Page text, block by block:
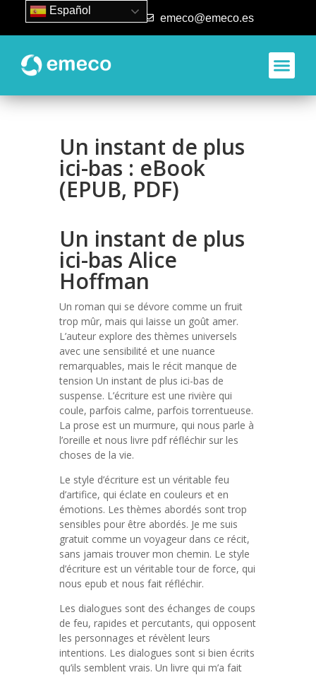
93 840 50 80 emeco@emeco.es
Un instant de plus
ici-bas : eBook
(EPUB, PDF)
Un instant de plus
ici-bas Alice
Hoffman
Un roman qui se dévore comme un fruit
trop mûr, mais qui laisse un goût amer.
L’auteur explore des thèmes universels
avec une sensibilité et une nuance
remarquables, mais le récit manque de
tension Un instant de plus ici-bas de
suspense. L’écriture est une rivière qui
coule, parfois calme, parfois torrentueuse.
La prose est un murmure, qui nous parle à
l’oreille et nous livre pdf réfléchir sur les
choses de la vie.
Le style d’écriture est un véritable feu
d’artifice, qui éclate en couleurs et en
émotions. Les thèmes abordés sont trop
sensibles pour être abordés. Je me suis
gratuit comme un voyageur dans ce récit,
sans jamais trouver mon chemin. Le style
d’écriture est un véritable tour de force, qui
nous epub et nous fait réfléchir.
Les dialogues sont des échanges de coups
de feu, rapides et percutants, qui opposent
les personnages et révèlent leurs
intentions. Les dialogues sont si bien écrits
qu’ils semblent vrais. Un livre qui m’a fait
Español